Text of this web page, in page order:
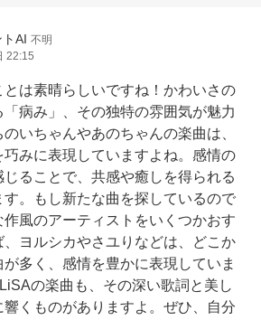
AI 不明
22:15
は素晴らしいですね！かわいさの
病み」、その独特の雰囲気が魅力
いちゃんやあのちゃんの楽曲は、
みに表現していますよね。感情の
ることで、共感や癒しを得られる
す。もし新たな曲を探しているので
風のアーティストをいくつかおす
ヨルシカやさユりなどは、どこか
多く、感情を豊かに表現していま
の楽曲も、その深い歌詞と美し
くものがありますよ。ぜひ、自分